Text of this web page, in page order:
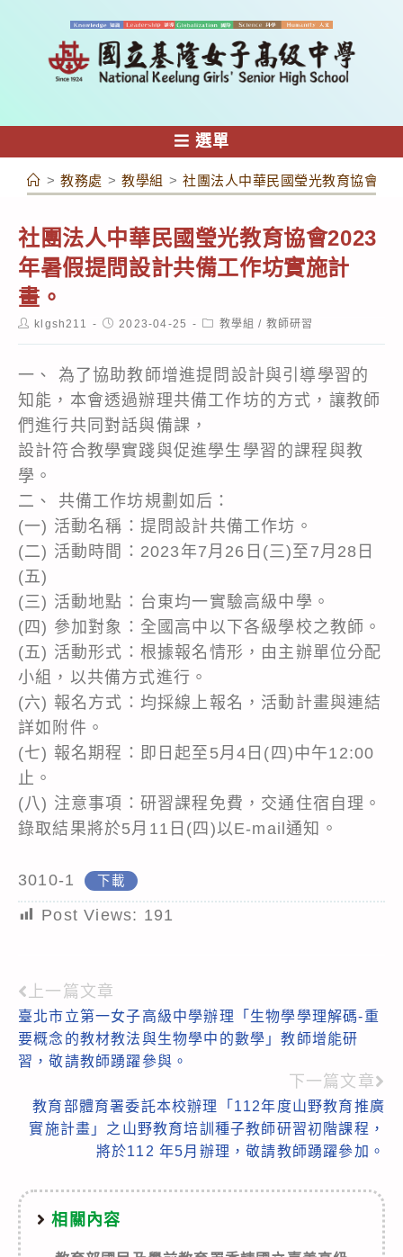
容
選單
> 教務處 > 教學組 > 社團法人中華民國瑩光教育協會
社團法人中華民國瑩光教育協會2023
年暑假提問設計共備工作坊實施計
畫。
Postklgsh211
Post2023-04-25
Post教學組 / 教師研習
一、 為了協助教師增進提問設計與引導學習的
知能，本會透過辦理共備工作坊的方式，讓教師
們進行共同對話與備課，
設計符合教學實踐與促進學生學習的課程與教
學。
二、 共備工作坊規劃如后：
(一) 活動名稱：提問設計共備工作坊。
(二) 活動時間：2023年7月26日(三)至7月28日
(五)
(三) 活動地點：台東均一實驗高級中學。
(四) 參加對象：全國高中以下各級學校之教師。
(五) 活動形式：根據報名情形，由主辦單位分配
小組，以共備方式進行。
(六) 報名方式：均採線上報名，活動計畫與連結
詳如附件。
(七) 報名期程：即日起至5月4日(四)中午12:00
止。
(八) 注意事項：研習課程免費，交通住宿自理。
錄取結果將於5月11日(四)以E-mail通知。
3010-1 下載
Post Views: 191
Read
more
articles
上一篇文章
臺北市立第一女子高級中學辦理「生物學學理解碼-重
要概念的教材教法與生物學中的數學」教師增能研
習，敬請教師踴躍參與。
下一篇文章
教育部體育署委託本校辦理「112年度山野教育推廣
實施計畫」之山野教育培訓種子教師研習初階課程，
將於112 年5月辦理，敬請教師踴躍參加。
相關內容